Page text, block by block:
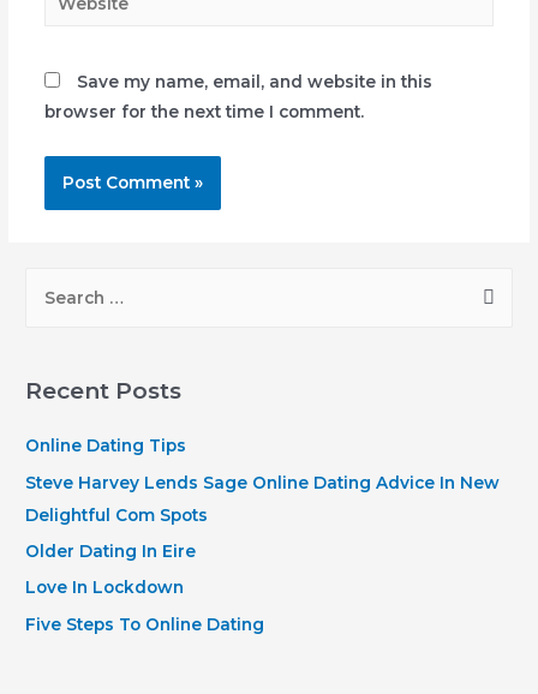
Save my name, email, and website in this
browser for the next time I comment.
r
h
f
o
r
Recent Posts
Online Dating Tips
Steve Harvey Lends Sage Online Dating Advice In New
Delightful Com Spots
Older Dating In Eire
Love In Lockdown
Five Steps To Online Dating